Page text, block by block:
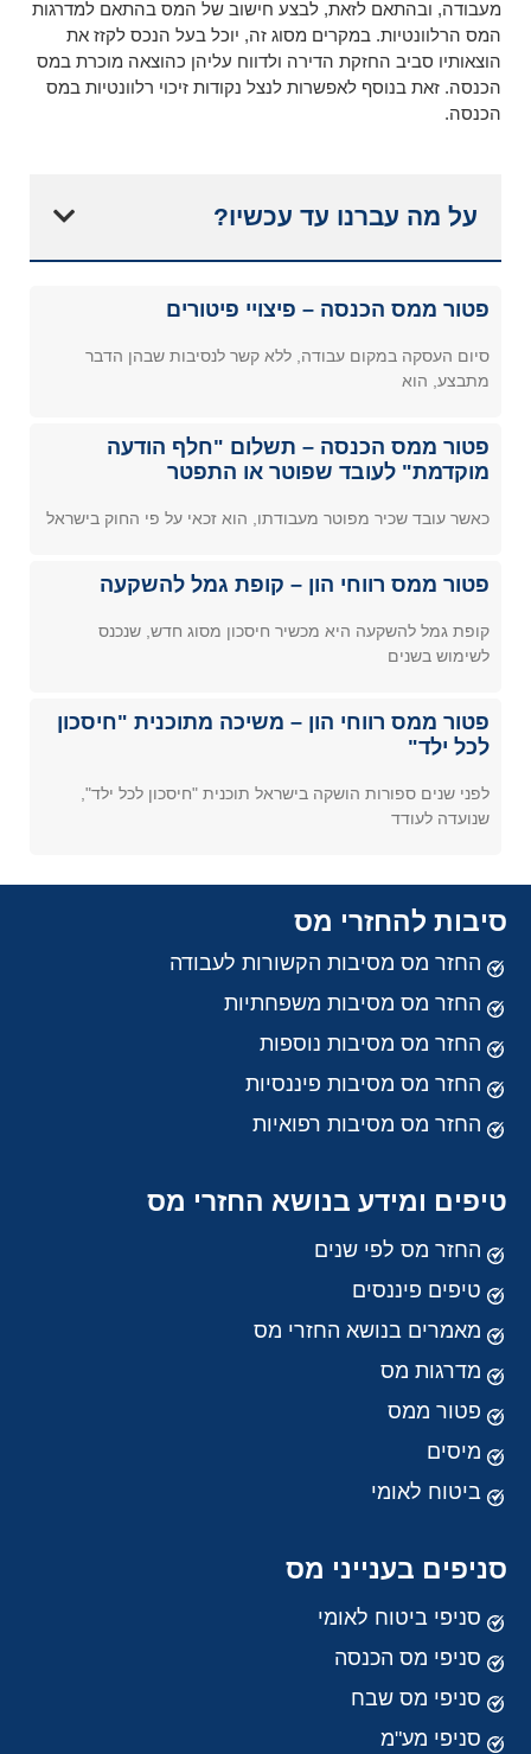
מעבודה, ובהתאם לזאת, לבצע חישוב של המס בהתאם למדרגות
המס הרלוונטיות. במקרים מסוג זה, יוכל בעל הנכס לקזז את
הוצאותיו סביב החזקת הדירה ולדווח עליהן כהוצאה מוכרת במס
הכנסה. זאת בנוסף לאפשרות לנצל נקודות זיכוי רלוונטיות במס
הכנסה.
על מה עברנו עד עכשיו?
פטור ממס הכנסה – פיצויי פיטורים
סיום העסקה במקום עבודה, ללא קשר לנסיבות שבהן הדבר
מתבצע, הוא
פטור ממס הכנסה – תשלום "חלף הודעה
מוקדמת" לעובד שפוטר או התפטר
כאשר עובד שכיר מפוטר מעבודתו, הוא זכאי על פי החוק בישראל
פטור ממס רווחי הון – קופת גמל להשקעה
קופת גמל להשקעה היא מכשיר חיסכון מסוג חדש, שנכנס
לשימוש בשנים
פטור ממס רווחי הון – משיכה מתוכנית "חיסכון
לכל ילד"
לפני שנים ספורות הושקה בישראל תוכנית "חיסכון לכל ילד",
שנועדה לעודד
סיבות להחזרי מס
החזר מס מסיבות הקשורות לעבודה
החזר מס מסיבות משפחתיות
החזר מס מסיבות נוספות
החזר מס מסיבות פיננסיות
החזר מס מסיבות רפואיות
טיפים ומידע בנושא החזרי מס
החזר מס לפי שנים
טיפים פיננסים
מאמרים בנושא החזרי מס
מדרגות מס
פטור ממס
מיסים
ביטוח לאומי
סניפים בענייני מס
סניפי ביטוח לאומי
סניפי מס הכנסה
סניפי מס שבח
סניפי מע"מ